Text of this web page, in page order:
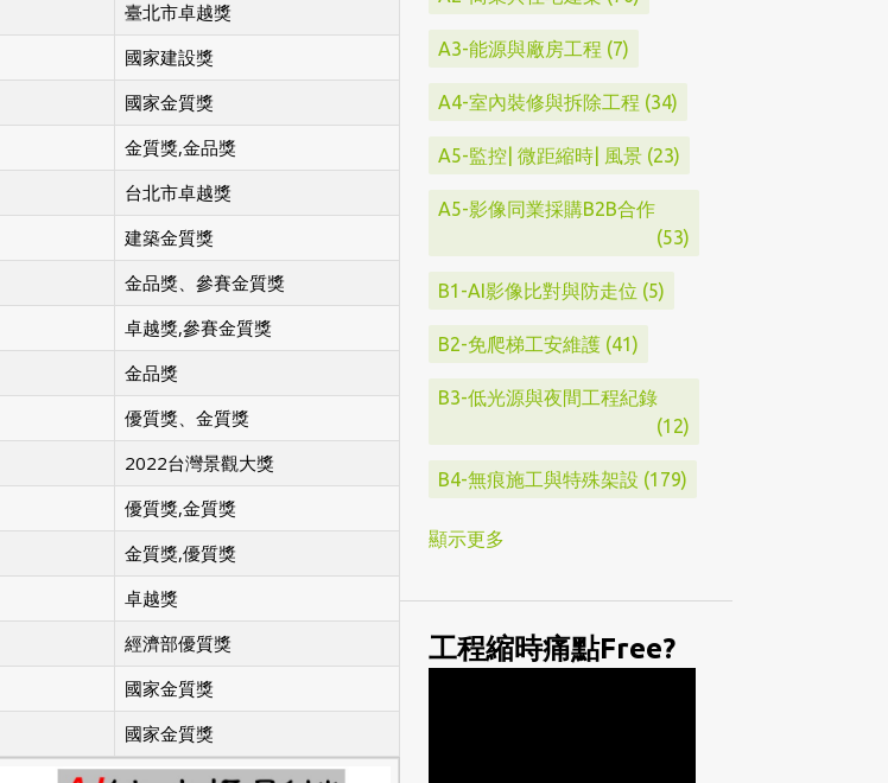
臺北市卓越獎
國家建設獎
國家金質獎
金質獎,金品獎
台北市卓越獎
建築金質獎
金品獎、參賽金質獎
卓越獎,參賽金質獎
金品獎
優質獎、金質獎
2022台灣景觀大獎
優質獎,金質獎
金質獎,優質獎
卓越獎
經濟部優質獎
國家金質獎
國家金質獎
A3-能源與廠房工程 7
A4-室內裝修與拆除工程 34
A5-監控| 微距縮時| 風景 23
A5-影像同業採購B2B合作
53
B1-AI影像比對與防走位 5
B2-免爬梯工安維護 41
B3-低光源與夜間工程紀錄
12
B4-無痕施工與特殊架設 179
C1-ATL800 4K系列
C4-ATL200S系列 194
顯示更多
工程縮時痛點Free?